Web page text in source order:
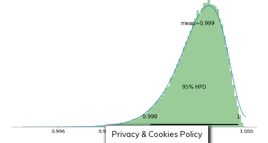
Privacy & Cookies Policy